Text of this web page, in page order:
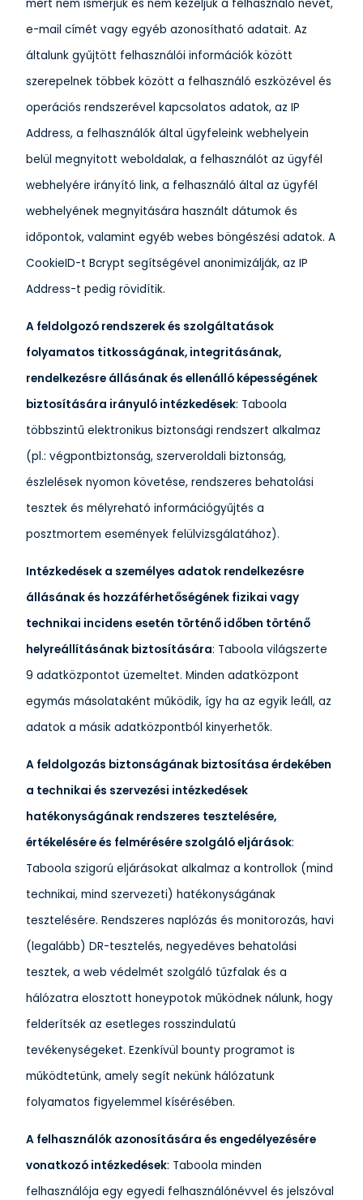
mert nem ismerjük és nem kezeljük a felhasználó nevét,
e-mail címét vagy egyéb azonosítható adatait. Az
általunk gyűjtött felhasználói információk között
szerepelnek többek között a felhasználó eszközével és
operációs rendszerével kapcsolatos adatok, az IP
Address, a felhasználók által ügyfeleink webhelyein
belül megnyitott weboldalak, a felhasználót az ügyfél
webhelyére irányító link, a felhasználó által az ügyfél
webhelyének megnyitására használt dátumok és
időpontok, valamint egyéb webes böngészési adatok. A
CookieID-t Bcrypt segítségével anonimizálják, az IP
Address-t pedig rövidítik.
A feldolgozó rendszerek és szolgáltatások
folyamatos titkosságának, integritásának,
rendelkezésre állásának és ellenálló képességének
biztosítására irányuló intézkedések: Taboola
többszintű elektronikus biztonsági rendszert alkalmaz
(pl.: végpontbiztonság, szerveroldali biztonság,
észlelések nyomon követése, rendszeres behatolási
tesztek és mélyreható információgyűjtés a
posztmortem események felülvizsgálatához).
Intézkedések a személyes adatok rendelkezésre
állásának és hozzáférhetőségének fizikai vagy
technikai incidens esetén történő időben történő
helyreállításának biztosítására: Taboola világszerte
9 adatközpontot üzemeltet. Minden adatközpont
egymás másolataként működik, így ha az egyik leáll, az
adatok a másik adatközpontból kinyerhetők.
A feldolgozás biztonságának biztosítása érdekében
a technikai és szervezési intézkedések
hatékonyságának rendszeres tesztelésére,
értékelésére és felmérésére szolgáló eljárások:
Taboola szigorú eljárásokat alkalmaz a kontrollok (mind
technikai, mind szervezeti) hatékonyságának
tesztelésére. Rendszeres naplózás és monitorozás, havi
(legalább) DR-tesztelés, negyedéves behatolási
tesztek, a web védelmét szolgáló tűzfalak és a
hálózatra elosztott honeypotok működnek nálunk, hogy
felderítsék az esetleges rosszindulatú
tevékenységeket. Ezenkívül bounty programot is
működtetünk, amely segít nekünk hálózatunk
folyamatos figyelemmel kísérésében.
A felhasználók azonosítására és engedélyezésére
vonatkozó intézkedések: Taboola minden
felhasználója egy egyedi felhasználónévvel és jelszóval